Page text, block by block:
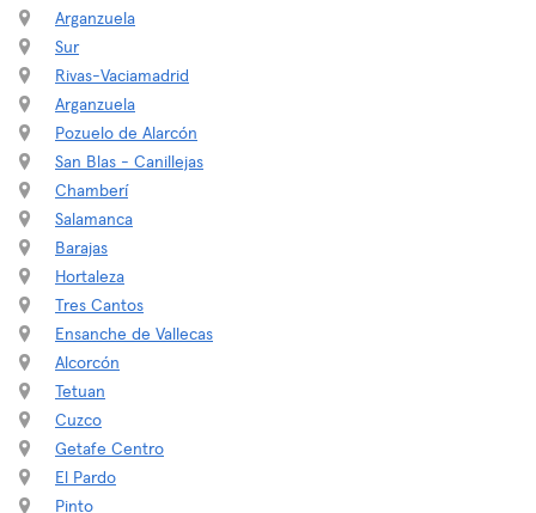
Arganzuela
Sur
Rivas-Vaciamadrid
Arganzuela
Pozuelo de Alarcón
San Blas - Canillejas
Chamberí
Salamanca
Barajas
Hortaleza
Tres Cantos
Ensanche de Vallecas
Alcorcón
Tetuan
Cuzco
Getafe Centro
El Pardo
Pinto